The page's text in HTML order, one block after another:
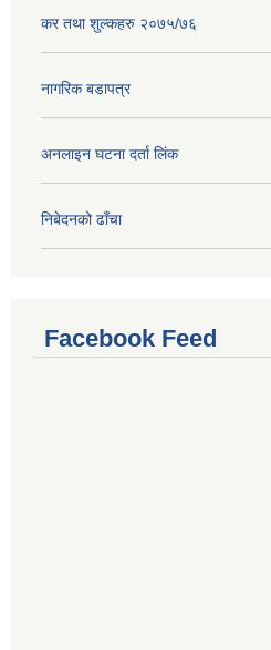
कर तथा शुल्कहरु २०७५/७६
नागरिक बडापत्र
अनलाइन घटना दर्ता लिंक
निबेदनको ढाँचा
Facebook Feed